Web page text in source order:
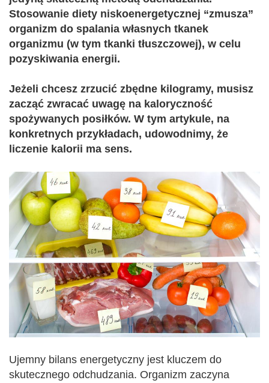
Stosowanie diety niskoenergetycznej “zmusza”
organizm do spalania własnych tkanek
organizmu (w tym tkanki tłuszczowej), w celu
pozyskiwania energii.
Jeżeli chcesz zrzucić zbędne kilogramy, musisz
zacząć zwracać uwagę na kaloryczność
spożywanych posiłków. W tym artykule, na
konkretnych przykładach, udowodnimy, że
liczenie kalorii ma sens.
Ujemny bilans energetyczny jest kluczem do
skutecznego odchudzania. Organizm zaczyna